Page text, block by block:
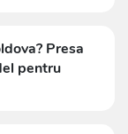
Presa
pentru